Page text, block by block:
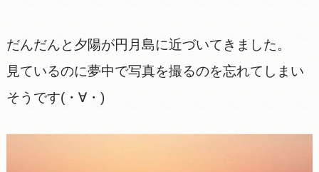
だんだんと夕陽が円月島に近づいてきました。
見ているのに夢中で写真を撮るのを忘れてしまい
そうです(・∀・)